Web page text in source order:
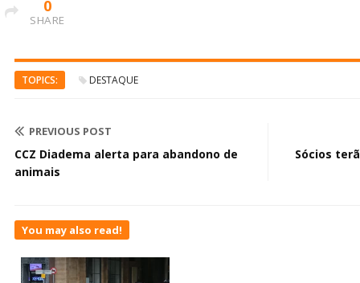
0
SHARE
TOPICS: DESTAQUE
PREVIOUS POST
CCZ Diadema alerta para abandono de
animais
Sócios
You may also read!